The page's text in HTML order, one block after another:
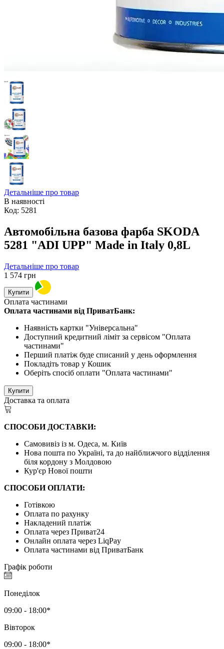
Детальніше про товар
В наявності
Код: 5281
Автомобільна базова фарба SKODA
5281 "ADI UPP" Made in Italy 0,8L
Детальніше про товар
1 574 грн
Купити
Оплата частинами
Оплата частинами від ПриватБанк:
Наявність картки "Універсальна"
Доступний кредитний ліміт за сервісом "Оплата
частинами"
Перший платіж буде списаний у день оформлення
Покладіть товар у Кошик
Оберіть спосіб оплати "Оплата частинами"
Купити
Доставка та оплата
СПОСОБИ ДОСТАВКИ:
Самовивіз із м. Одеса, м. Київ
Нова пошта по Україні, та до найближчого відділення
біля кордону з Молдовою
Кур'єр Нової пошти
СПОСОБИ ОПЛАТИ:
Готівкою
Оплата по рахунку
Накладений платіж
Оплата через Приват24
Онлайн оплата через LiqPay
Оплата частинами від ПриватБанк
Графік роботи
Понеділок
09:00 - 18:00*
Вівторок
09:00 - 18:00*